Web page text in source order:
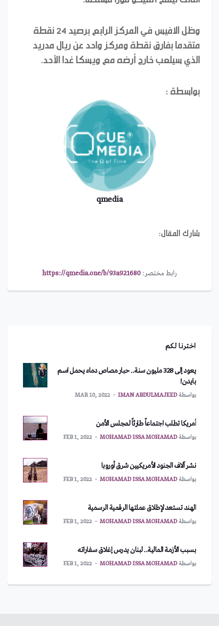
وظل الافيس في المركز الرابع برصيد 24 نقطة
متقدما بفارق نقطة ومركز واحد عن ريال مدريد
الذي سيلعب خارج أرضه مع ويسكا غدا الأحد.
بواسطة :
qmedia
شارك المقال:
رابط مختصر: https://qmedia.one/b/93a921680
اخترنا لكم
يعود إلى 328 مليون سنة.. حبار مصاص دماء يحمل اسم
بايدن!
بواسطةIMAN ABDULMAJEED
MAR 10, 2022
أمريكا تطلب اجتماعاً طارئاً لمجلس الأمن
بواسطةMOHAMAD ISSA MOHAMAD
FEB 1, 2022
نشر آلاف الجنود الأمريكيين شرق أوروبا
بواسطةMOHAMAD ISSA MOHAMAD
FEB 1, 2022
الهند تستعد لإطلاق عملتها الرقمية الرسمية
بواسطةMOHAMAD ISSA MOHAMAD
FEB 1, 2022
بسبب الأزمة المالية.. لبنان يدرس إغلاق سفاراته
بواسطةMOHAMAD ISSA MOHAMAD
FEB 1, 2022